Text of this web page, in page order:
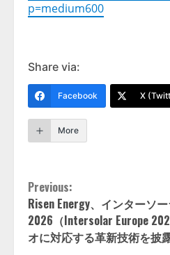
p=medium600
Share via:
Facebook X
More
Continue
Reading
Previous:
Risen Energy、インターソ
2026（Intersolar Europe
オに対応する革新技術を披